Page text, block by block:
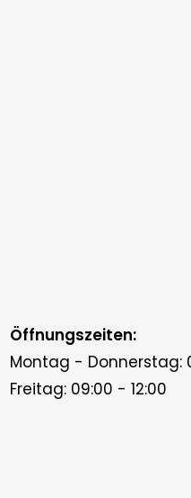
Öffnungszeiten:
Montag - Donnerstag:
Freitag: 09:00 - 12:00